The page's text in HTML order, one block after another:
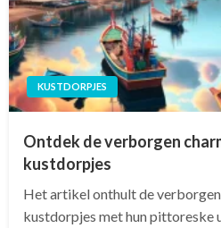
KUSTDORPJES
Ontdek de verborgen
kustdorpjes
Het artikel onthult de
kustdorpjes met hun pittoreske